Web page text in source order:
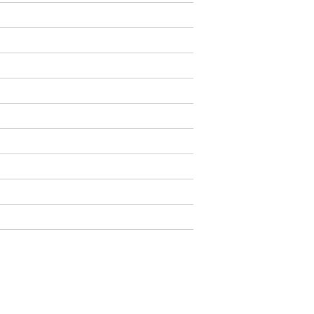
AC adapter (included)
CMF-8 camera mounting bracket,